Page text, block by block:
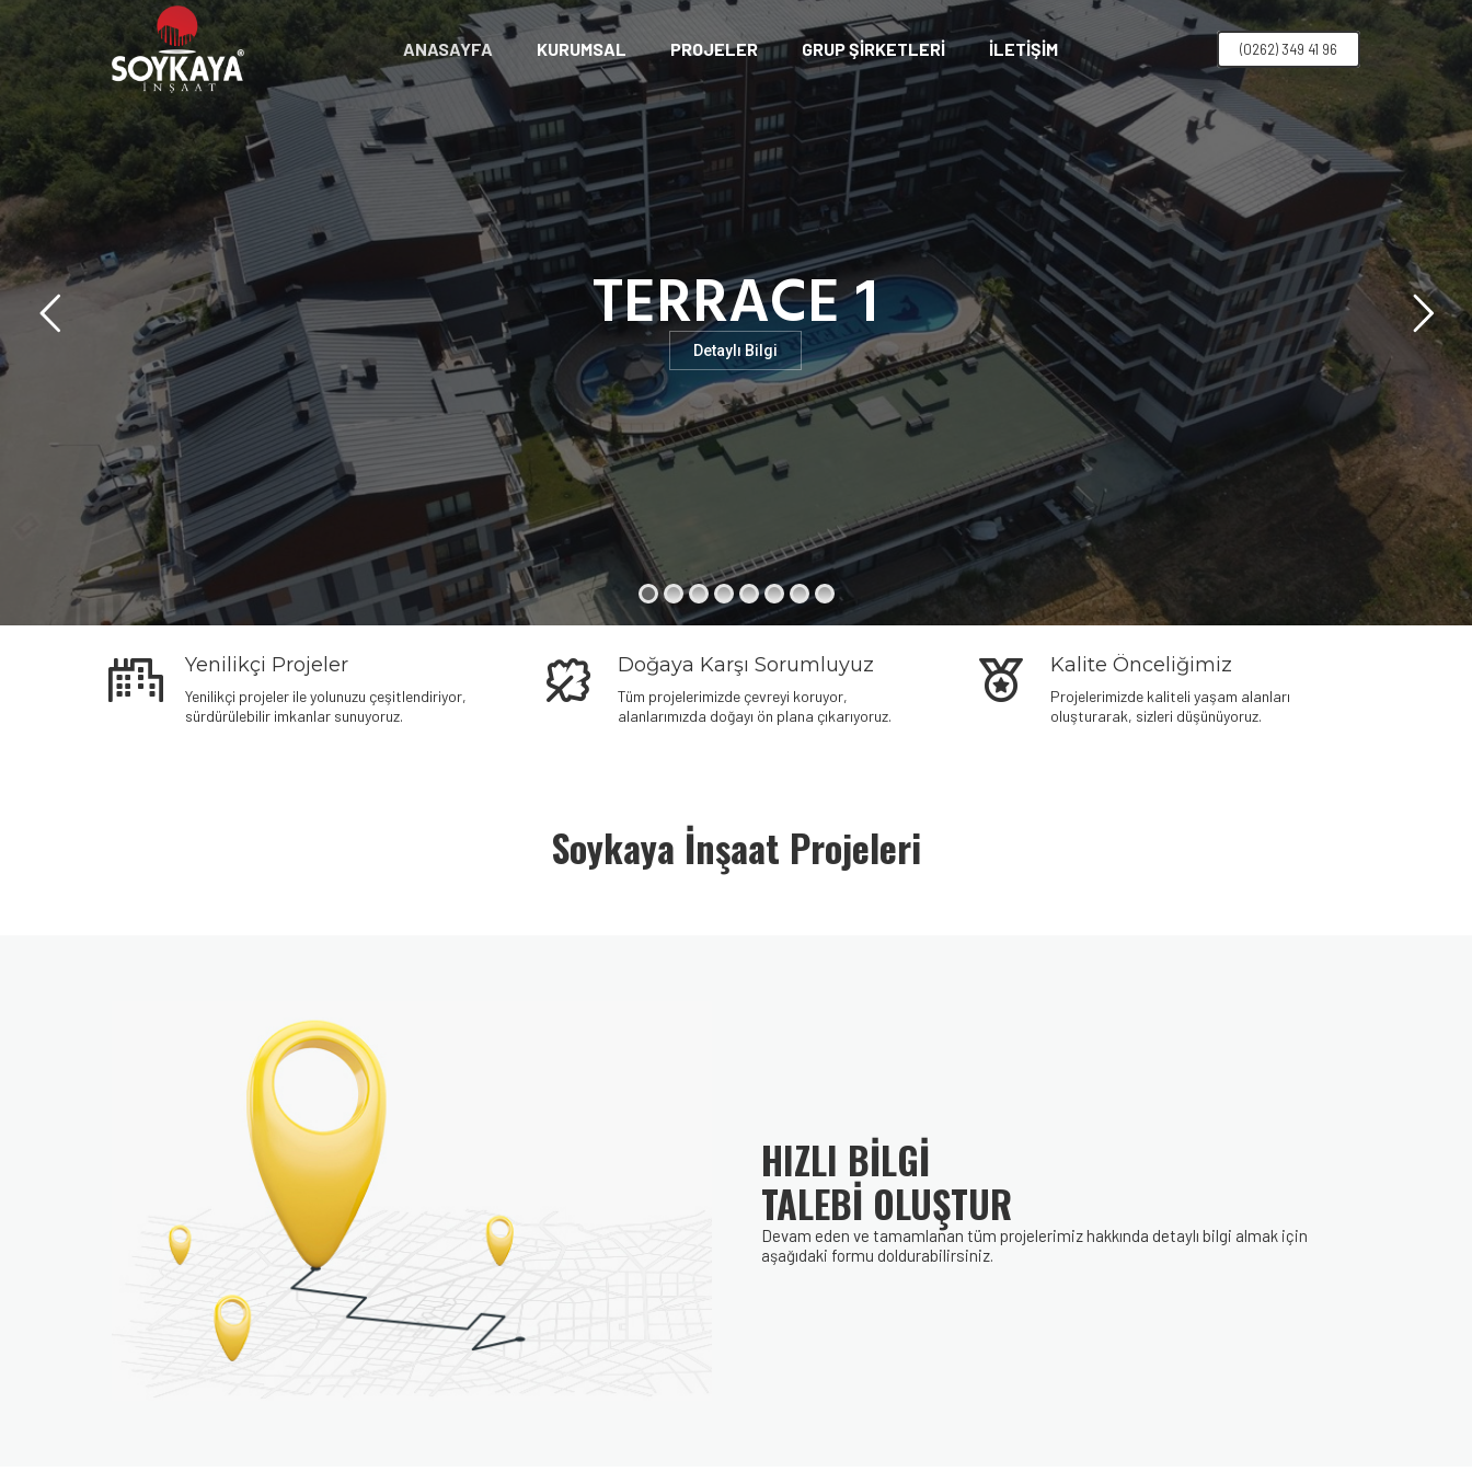
ANASAYFA KURUMSAL PROJELER GRUP ŞİRKETLERİ İLETIŞIM (0262) 349 41 96
TERRACE 1
Detaylı Bilgi
Yenilikçi Projeler
Yenilikçi projeler ile yolunuzu çeşitlendiriyor,
sürdürülebilir imkanlar sunuyoruz.
Doğaya Karşı Sorumluyuz
Tüm projelerimizde çevreyi koruyor,
alanlarımızda doğayı ön plana çıkarıyoruz.
Kalite Önceliğimiz
Projelerimizde kaliteli yaşam alanları
oluşturarak, sizleri düşünüyoruz.
Soykaya İnşaat Projeleri
HIZLI BİLGİ
TALEBİ OLUŞTUR
Devam eden ve tamamlanan tüm projelerimiz hakkında detaylı bilgi almak için
aşağıdaki formu doldurabilirsiniz.